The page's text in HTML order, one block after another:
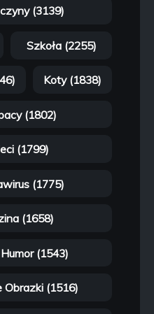
(3139)
Szkoła (2255)
Koty (1838)
(1802)
(1799)
(1775)
(1658)
(1543)
Obrazki (1516)